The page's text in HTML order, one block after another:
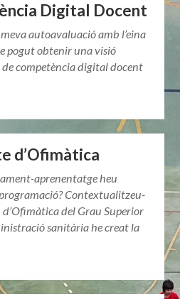
Digital Docent
autoavaluació amb l’eina
pogut obtenir una visió
competència digital docent
d’Ofimàtica
aprenentatge heu
Contextualitzeu-
del Grau Superior
sanitària he creat la